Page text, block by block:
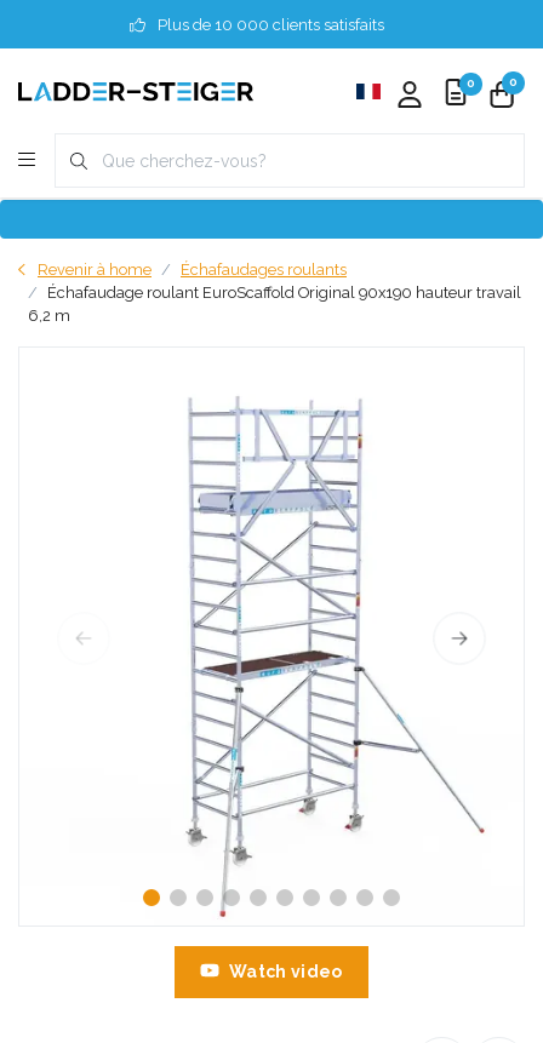
Plus de 10 000 clients satisfaits
0 0
Revenir à home
Échafaudages roulants
Échafaudage roulant EuroScaffold Original 90x190 hauteur travail
6,2 m
Watch video